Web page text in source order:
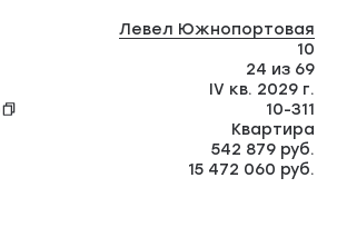
Левел Южнопортовая
10
24 из 69
IV кв. 2029 г.
10-311
Квартира
542 879 руб.
15 472 060 руб.